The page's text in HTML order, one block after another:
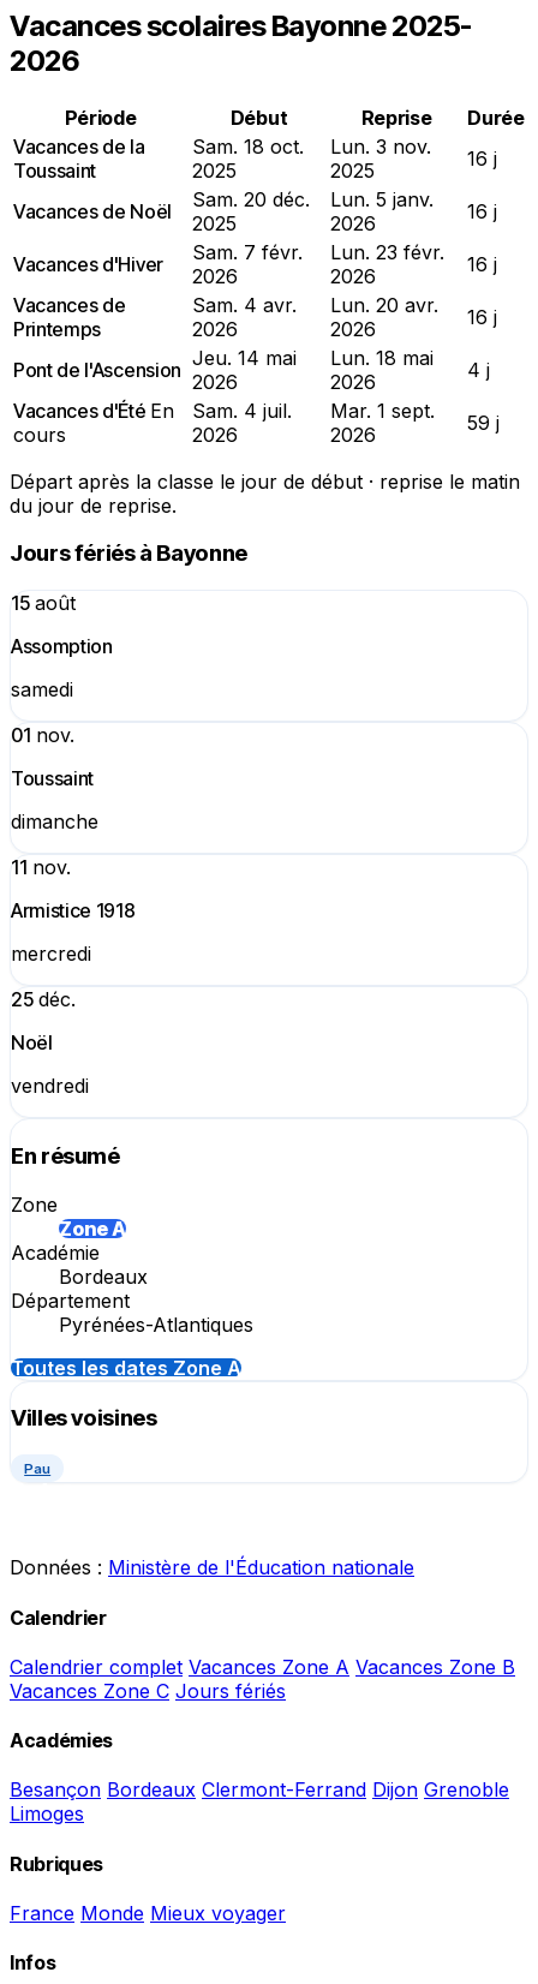
Vacances scolaires Bayonne 2025-
2026
Période Début Reprise
Durée
Vacances de la
Toussaint
Sam. 18 oct.
2025
Lun. 3 nov.
2025
16 j
Vacances de Noël
Sam. 20 déc.
2025
Lun. 5 janv.
2026
16 j
Vacances d'Hiver
Sam. 7 févr.
2026
Lun. 23 févr.
2026
16 j
Vacances de
Printemps
Sam. 4 avr.
2026
Lun. 20 avr.
2026
16 j
Pont de l'Ascension Jeu. 14 mai
2026
Lun. 18 mai
2026
4 j
Vacances d'Été En
cours
Sam. 4 juil.
2026
Mar. 1 sept.
2026
59 j
Départ après la classe le jour de début · reprise le matin
du jour de reprise.
Jours fériés à Bayonne
15 août
Assomption
samedi
01 nov.
Toussaint
dimanche
11 nov.
Armistice 1918
mercredi
25 déc.
Noël
vendredi
En résumé
Zone
Zone A
Académie
Bordeaux
Département
Pyrénées-Atlantiques
Toutes les dates Zone A
Villes voisines
Pau
Données : Ministère de l'Éducation nationale
Calendrier
Calendrier complet Vacances Zone A Vacances Zone B
Vacances Zone C Jours fériés
Académies
Besançon Bordeaux Clermont-Ferrand Dijon Grenoble
Limoges
Rubriques
France Monde Mieux voyager
Infos